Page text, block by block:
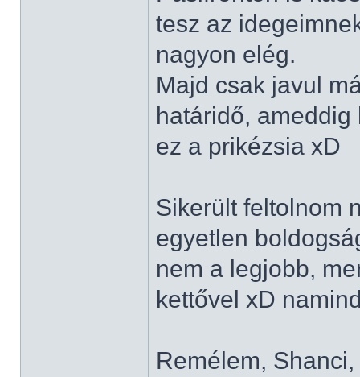
tesz az
nagyon elég.
Majd csak javul
határidő,
ez a prikézsia xD
Sikerült feltolnom
egyetlen
nem a legjobb,
kettővel xD
Remélem,